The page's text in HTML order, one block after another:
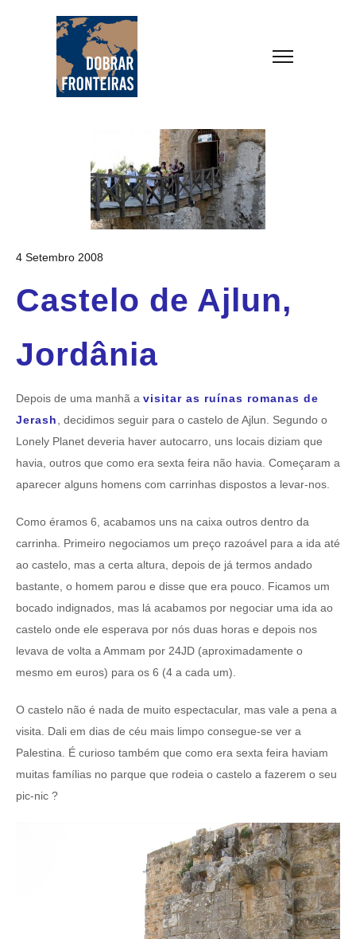
4 Setembro 2008
Castelo de Ajlun,
Jordânia
Depois de uma manhã a visitar as ruínas romanas de
Jerash
, decidimos seguir para o castelo de Ajlun. Segundo o
Lonely Planet deveria haver autocarro, uns locais diziam que
havia, outros que como era sexta feira não havia. Começaram a
aparecer alguns homens com carrinhas dispostos a levar-nos.
Como éramos 6, acabamos uns na caixa outros dentro da
carrinha. Primeiro negociamos um preço razoável para a ida até
ao castelo, mas a certa altura, depois de já termos andado
bastante, o homem parou e disse que era pouco. Ficamos um
bocado indignados, mas lá acabamos por negociar uma ida ao
castelo onde ele esperava por nós duas horas e depois nos
levava de volta a Ammam por 24JD (aproximadamente o
mesmo em euros) para os 6 (4 a cada um).
O castelo não é nada de muito espectacular, mas vale a pena a
visita. Dali em dias de céu mais limpo consegue-se ver a
Palestina. É curioso também que como era sexta feira haviam
muitas famílias no parque que rodeia o castelo a fazerem o seu
pic-nic ?